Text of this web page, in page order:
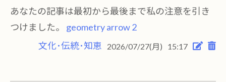
あなたの記事は最初から最後まで私の注意を引き
つけました。 geometry arrow 2
文化･伝統･知恵
2026/07/27(月) 15:17